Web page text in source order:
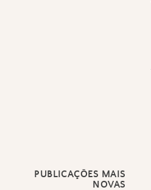
PUBLICAÇÕES MAIS
NOVAS